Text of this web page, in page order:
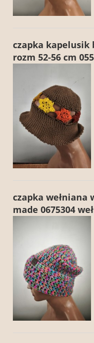
czapka kapelusik
rozm 52-56 cm
czapka wełniana
made 0675304